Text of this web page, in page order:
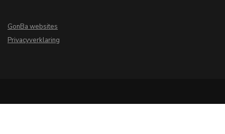
GonBa websites
Privacyverklaring